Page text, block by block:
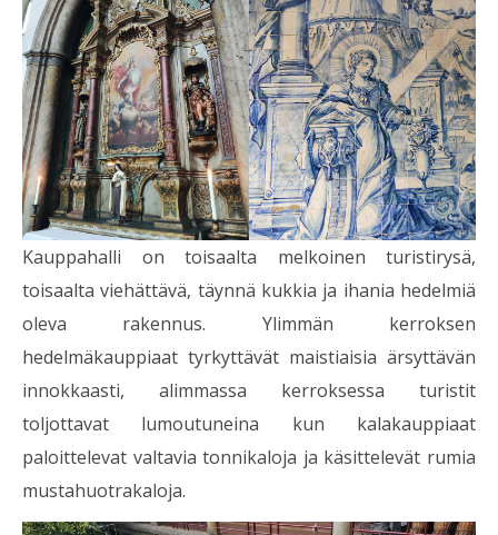
Kauppahalli on toisaalta melkoinen turistirysä,
toisaalta viehättävä, täynnä kukkia ja ihania hedelmiä
oleva rakennus. Ylimmän kerroksen
hedelmäkauppiaat tyrkyttävät maistiaisia ärsyttävän
innokkaasti, alimmassa kerroksessa turistit
toljottavat lumoutuneina kun kalakauppiaat
paloittelevat valtavia tonnikaloja ja käsittelevät rumia
mustahuotrakaloja.